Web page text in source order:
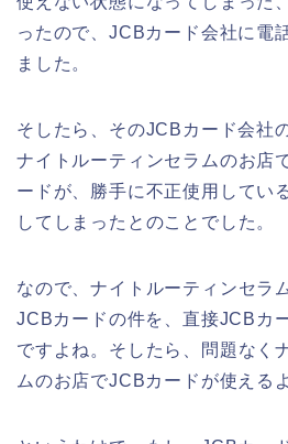
ったので、JCBカード会社に電
ました。
そしたら、そのJCBカード会社
ナイトルーティンセラムのお店
ードが、勝手に不正使用してい
してしまったとのことでした。
なので、ナイトルーティンセラ
JCBカードの件を、直接JCBカ
ですよね。そしたら、問題なく
ムのお店でJCBカードが使える